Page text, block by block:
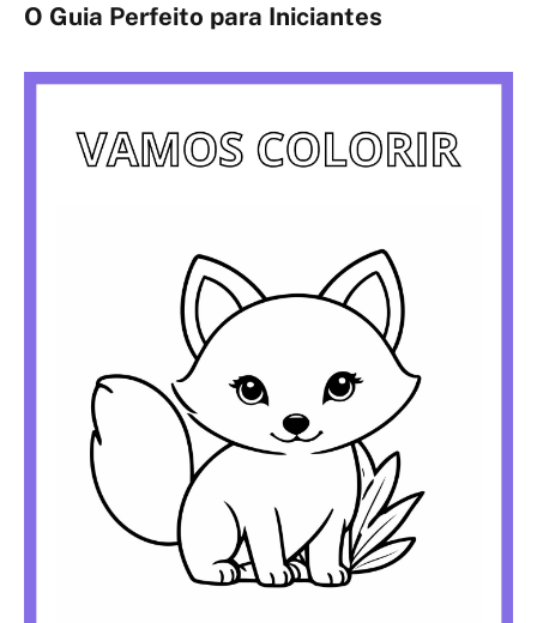
O Guia Perfeito para Iniciantes